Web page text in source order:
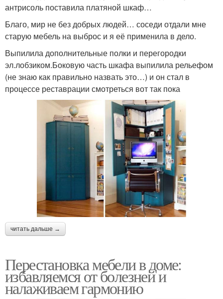
антрисоль поставила платяной шкаф…
Благо, мир не без добрых людей… соседи отдали мне
старую мебель на выброс и я её применила в дело.
Выпилила дополнительные полки и перегородки
эл.лобзиком.Боковую часть шкафа выпилила рельефом
(не знаю как правильно назвать это…) и он стал в
процессе реставрации смотреться вот так пока
читать дальше →
Перестановка мебели в доме:
избавляемся от болезней и
налаживаем гармонию